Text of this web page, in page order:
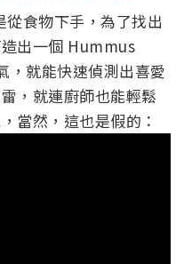
食物下手，為了找出
出一個 Hummus
，就能快速偵測出喜愛
，就連廚師也能輕鬆
當然，這也是假的：